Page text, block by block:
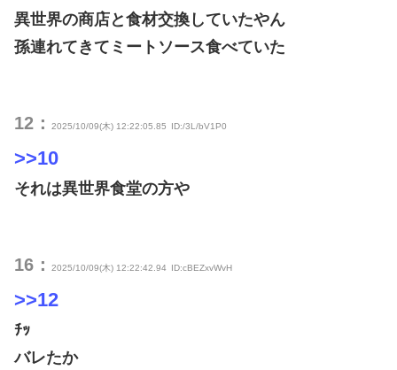
異世界の商店と食材交換していたやん
孫連れてきてミートソース食べていた
12： 2025/10/09(木) 12:22:05.85 ID:/3L/bV1P0
>>10
それは異世界食堂の方や
16： 2025/10/09(木) 12:22:42.94 ID:cBEZxvWvH
>>12
ﾁｯ
バレたか